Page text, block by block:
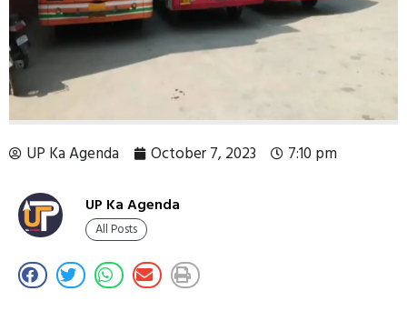
UP Ka Agenda October 7, 2023 7:10 pm
UP Ka Agenda
All Posts